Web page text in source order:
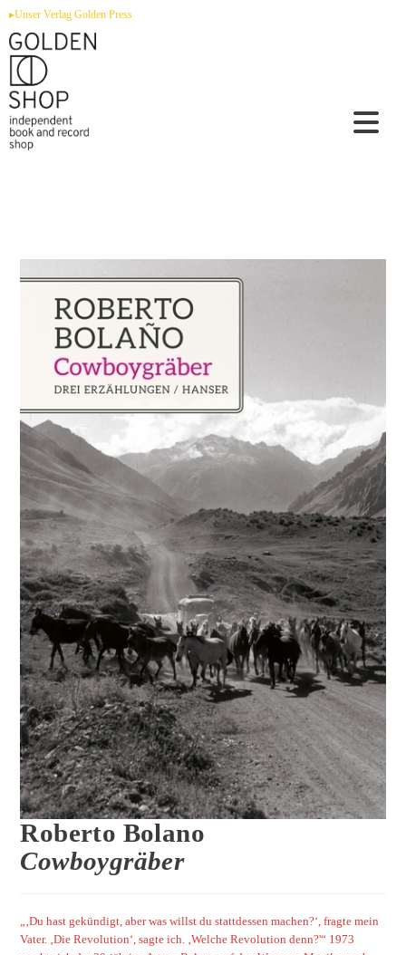
Zum
springen
▸Unser Verlag Golden Press
Roberto Bolano
Cowboygräber
„‚Du hast gekündigt, aber was willst du stattdessen machen?‘, fragte mein
Vater. ‚Die Revolution‘, sagte ich. ‚Welche Revolution denn?'“ 1973